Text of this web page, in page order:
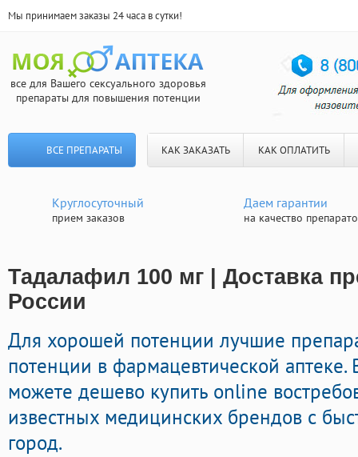
Мы принимаем заказы 24 часа в сутки!
все для Вашего сексуального здоровья
препараты для повышения потенции
ВСЕ ПРЕПАРАТЫ КАК ЗАКАЗАТЬ КАК ОПЛАТИТЬ
Круглосуточный
прием заказов
Даем гарантии
на качество
Тадалафил 100 мг | Доставка
России
Для хорошей потенции лучшие
потенции в фармацевтической
можете дешево купить online
известных медицинских брендов с
город.